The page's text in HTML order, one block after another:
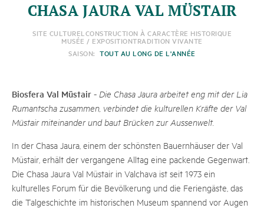
CHASA JAURA VAL MÜSTAIR
SITE CULTURELCONSTRUCTION À CARACTÈRE HISTORIQUE
MUSÉE / EXPOSITIONTRADITION VIVANTE
SAISON: TOUT AU LONG DE L'ANNÉE
Biosfera Val Müstair - Die Chasa Jaura arbeitet eng mit der Lia
Rumantscha zusammen, verbindet die kulturellen Kräfte der Val
Müstair miteinander und baut Brücken zur Aussenwelt.
In der Chasa Jaura, einem der schönsten Bauernhäuser der Val
Müstair, erhält der vergangene Alltag eine packende Gegenwart.
Die Chasa Jaura Val Müstair in Valchava ist seit 1973 ein
kulturelles Forum für die Bevölkerung und die Feriengäste, das
die Talgeschichte im historischen Museum spannend vor Augen